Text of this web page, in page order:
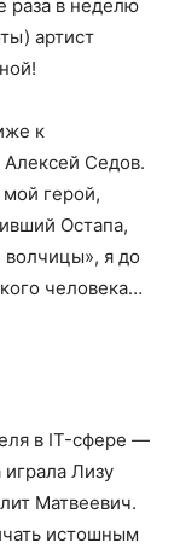
раза в неделю
артист
к
Седов.
герой,
Остапа,
волчицы», я до
человека…
в IT-сфере —
Лизу
Матвеевич.
истошным